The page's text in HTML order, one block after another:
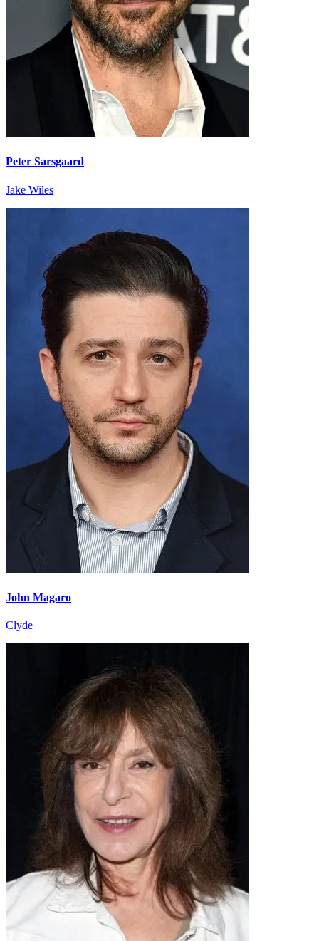
Peter Sarsgaard
Jake Wiles
John Magaro
Clyde